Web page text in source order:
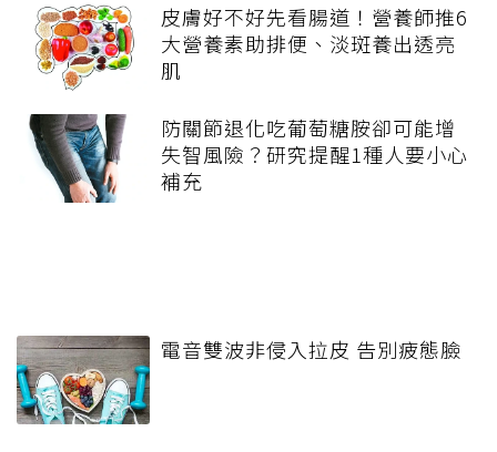
皮膚好不好先看腸道！營養師推6
大營養素助排便、淡斑養出透亮
肌
防關節退化吃葡萄糖胺卻可能增
失智風險？研究提醒1種人要小心
補充
電音雙波非侵入拉皮 告別疲態臉